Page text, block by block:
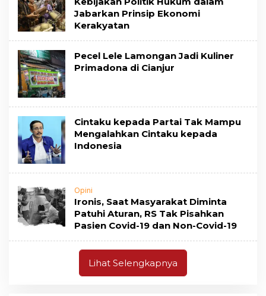
Jabarkan Prinsip Ekonomi
Kerakyatan
Pecel Lele Lamongan Jadi Kuliner
Primadona di Cianjur
Cintaku kepada Partai Tak Mampu
Mengalahkan Cintaku kepada
Indonesia
Opini
Ironis, Saat Masyarakat Diminta
Patuhi Aturan, RS Tak Pisahkan
Pasien Covid-19 dan Non-Covid-19
Lihat Selengkapnya